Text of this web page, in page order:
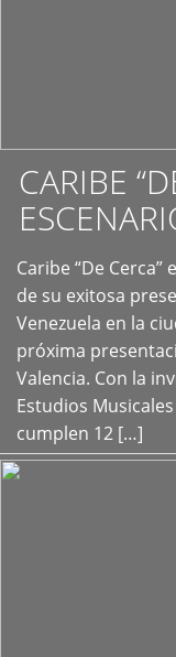
CARIBE
Caribe “De
de su exitosa
Venezuela en la
próxima
Valencia. Con la
Estudios
cumplen 12 […]